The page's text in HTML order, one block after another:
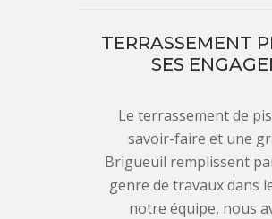
TERRASSEMENT
SES
Le terrassement de
savoir-faire et une
Brigueuil remplissent
genre de travaux dans
notre équipe, nous